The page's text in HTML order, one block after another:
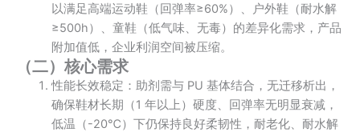
以满足高端运动鞋（回弹率≥60%）、户外鞋（耐水解
≥500h）、童鞋（低气味、无毒）的差异化需求，产品
附加值低，企业利润空间被压缩。
（二）核心需求
性能长效稳定：助剂需与 PU 基体结合，无迁移析出，
确保鞋材长期（1 年以上）硬度、回弹率无明显衰减，
低温（-20℃）下仍保持良好柔韧性，耐老化、耐水解